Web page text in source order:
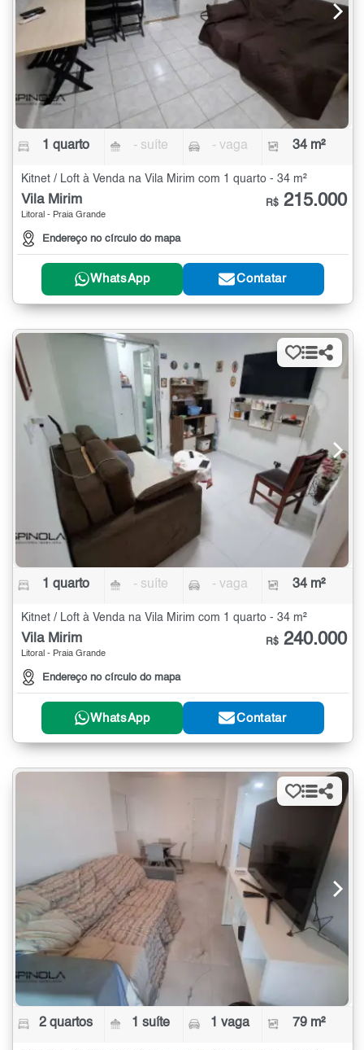
1 quarto - suíte - vaga 34 m²
Kitnet / Loft à Venda na Vila Mirim com 1 quarto - 34 m²
Vila Mirim
Litoral - Praia Grande
Endereço no círculo do mapa
R$ 215.000
WhatsApp Contatar
1 quarto - suíte - vaga 34 m²
Kitnet / Loft à Venda na Vila Mirim com 1 quarto - 34 m²
Vila Mirim
Litoral - Praia Grande
Endereço no círculo do mapa
R$ 240.000
WhatsApp Contatar
2 quartos 1 suíte 1 vaga 79 m²